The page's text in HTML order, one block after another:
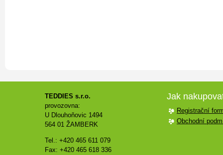
TEDDIES s.r.o.
provozovna:
U Dlouhoňovic 1494
564 01 ŽAMBERK
Tel.: +420 465 611 079
Fax: +420 465 618 336
Jak
Registrační
Obchodní